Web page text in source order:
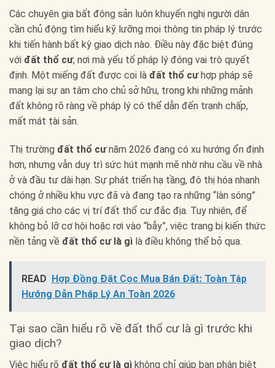
Các chuyên gia bất động sản luôn khuyến nghị người dân
cần chủ động tìm hiểu kỹ lưỡng mọi thông tin pháp lý trước
khi tiến hành bất kỳ giao dịch nào. Điều này đặc biệt đúng
với đất thổ cư, nơi mà yếu tố pháp lý đóng vai trò quyết
định. Một miếng đất được coi là đất thổ cưhợp pháp sẽ
mang lại sự an tâm cho chủ sở hữu, trong khi những mảnh
đất không rõ ràng về pháp lý có thể dẫn đến tranh chấp,
mất mát tài sản.
Thị trường đất thổ cưnăm 2026 đang có xu hướng ổn định
hơn, nhưng vẫn duy trì sức hút mạnh mẽ nhờ nhu cầu về nhà
ở và đầu tư dài hạn. Sự phát triển hạ tầng, đô thị hóa nhanh
chóng ở nhiều khu vực đã và đang tạo ra những “làn sóng”
tăng giá cho các vị trí đất thổ cư đắc địa. Tuy nhiên, để
không bỏ lỡ cơ hội hoặc rơi vào “bẫy”, việc trang bị kiến thức
nền tảng về đất thổ cư là gì là điều không thể bỏ qua.
READ
Hợp Đồng Đặt Cọc Mua Bán Đất: Toàn Tập
Hướng Dẫn Pháp Lý An Toàn 2026
Tại sao cần hiểu rõ về đất thổ cư là gì trước khi
giao dịch?
Việc hiểu rõ đất thổ cư là gì không chỉ giúp bạn phân biệt